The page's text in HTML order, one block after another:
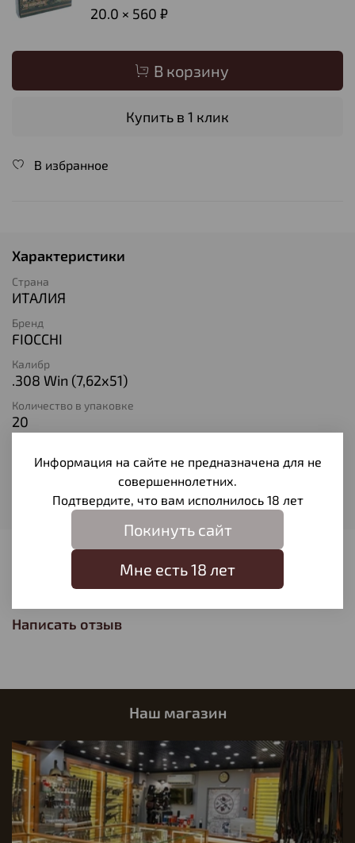
20.0 × 560 ₽
В корзину
Купить в 1 клик
В избранное
Характеристики
Страна
ИТАЛИЯ
Бренд
FIOCCHI
Калибр
.308 Win (7,62х51)
Количество в упаковке
20
Оболочечная
Отзывов еще никто не оставлял
Написать отзыв
Наш магазин
Информация на сайте не предназначена для не
совершеннолетних.
Подтвердите, что вам исполнилось 18 лет
Покинуть сайт
Мне есть 18 лет